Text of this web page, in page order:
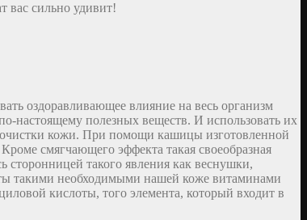
вас сильно удивит!
оздоравливающее влияние на весь организм
настоящему полезных веществ. И использовать их
очистки кожи. При помощи кашицы изготовленной
смягчающего эффекта такая своеобразная
сторонницей такого явления как веснушки,
такими необходимыми нашей коже витаминами
кислоты, того элемента, который входит в